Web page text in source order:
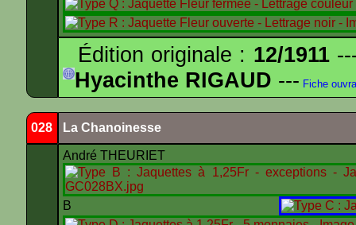
Édition originale : 12/1911
Hyacinthe RIGAUD --- Fiche
028 La Chanoinesse
André THEURIET
B